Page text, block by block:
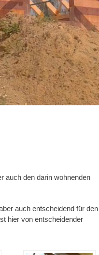
auch den darin wohnenden
auch entscheidend für den
hier von entscheidender